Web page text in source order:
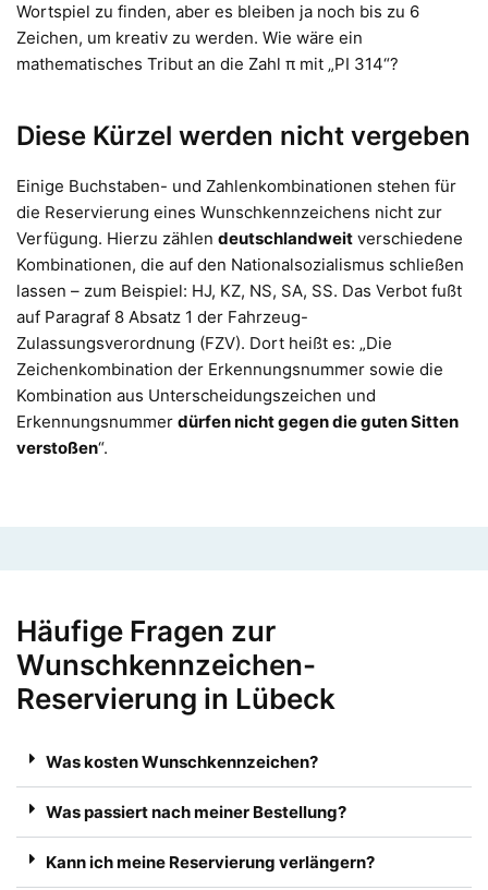
Wortspiel zu finden, aber es bleiben ja noch bis zu 6
Zeichen, um kreativ zu werden. Wie wäre ein
mathematisches Tribut an die Zahl π mit „PI 314“?
Diese Kürzel werden nicht vergeben
Einige Buchstaben- und Zahlenkombinationen stehen für
die Reservierung eines Wunschkennzeichens nicht zur
Verfügung. Hierzu zählen deutschlandweit verschiedene
Kombinationen, die auf den Nationalsozialismus schließen
lassen – zum Beispiel: HJ, KZ, NS, SA, SS. Das Verbot fußt
auf Paragraf 8 Absatz 1 der Fahrzeug-
Zulassungsverordnung (FZV). Dort heißt es: „Die
Zeichenkombination der Erkennungsnummer sowie die
Kombination aus Unterscheidungszeichen und
Erkennungsnummer dürfen nicht gegen die guten Sitten
verstoßen“.
Häufige Fragen zur
Wunschkennzeichen-
Reservierung in Lübeck
Was kosten Wunschkennzeichen?
Was passiert nach meiner Bestellung?
Kann ich meine Reservierung verlängern?